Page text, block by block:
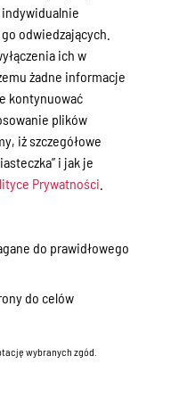
odwiedzających.
ich w
żadne informacje
kontynuować
plików
iż szczegółowe
i jak je
Prywatności
do prawidłowego
do celów
wybranych zgód.